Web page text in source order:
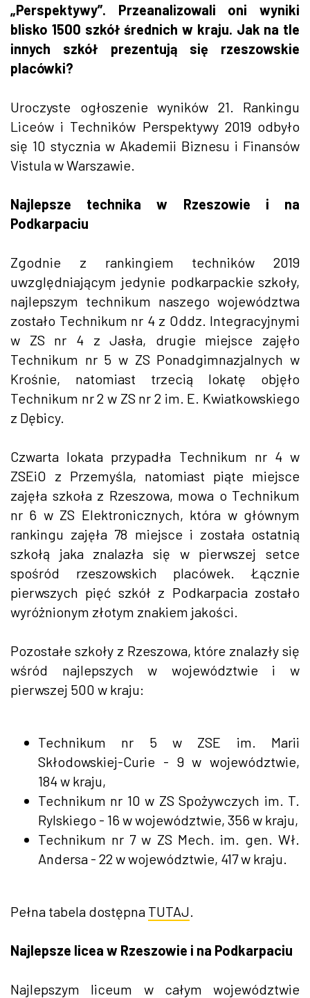
„Perspektywy”. Przeanalizowali oni wyniki
blisko 1500 szkół średnich w kraju. Jak na tle
innych szkół prezentują się rzeszowskie
placówki?
Uroczyste ogłoszenie wyników 21. Rankingu
Liceów i Techników Perspektywy 2019 odbyło
się 10 stycznia w Akademii Biznesu i Finansów
Vistula w Warszawie.
Najlepsze technika w Rzeszowie i na
Podkarpaciu
Zgodnie z rankingiem techników 2019
uwzględniającym jedynie podkarpackie szkoły,
najlepszym technikum naszego województwa
zostało Technikum nr 4 z Oddz. Integracyjnymi
w ZS nr 4 z Jasła, drugie miejsce zajęło
Technikum nr 5 w ZS Ponadgimnazjalnych w
Krośnie, natomiast trzecią lokatę objęło
Technikum nr 2 w ZS nr 2 im. E. Kwiatkowskiego
z Dębicy.
Czwarta lokata przypadła Technikum nr 4 w
ZSEiO z Przemyśla, natomiast piąte miejsce
zajęła szkoła z Rzeszowa, mowa o Technikum
nr 6 w ZS Elektronicznych, która w głównym
rankingu zajęła 78 miejsce i została ostatnią
szkołą jaka znalazła się w pierwszej setce
spośród rzeszowskich placówek. Łącznie
pierwszych pięć szkół z Podkarpacia zostało
wyróżnionym złotym znakiem jakości.
Pozostałe szkoły z Rzeszowa, które znalazły się
wśród najlepszych w województwie i w
pierwszej 500 w kraju:
Technikum nr 5 w ZSE im. Marii
Skłodowskiej-Curie - 9 w województwie,
184 w kraju,
Technikum nr 10 w ZS Spożywczych im. T.
Rylskiego - 16 w województwie, 356 w kraju,
Technikum nr 7 w ZS Mech. im. gen. Wł.
Andersa - 22 w województwie, 417 w kraju.
Pełna tabela dostępna TUTAJ
Najlepsze licea w Rzeszowie i na Podkarpaciu
Najlepszym liceum w całym województwie